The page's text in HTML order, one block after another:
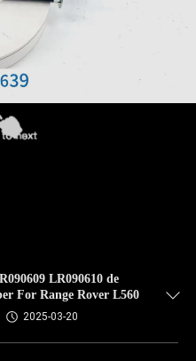
LR090610 de
For Range Rover L560
2025-03-20